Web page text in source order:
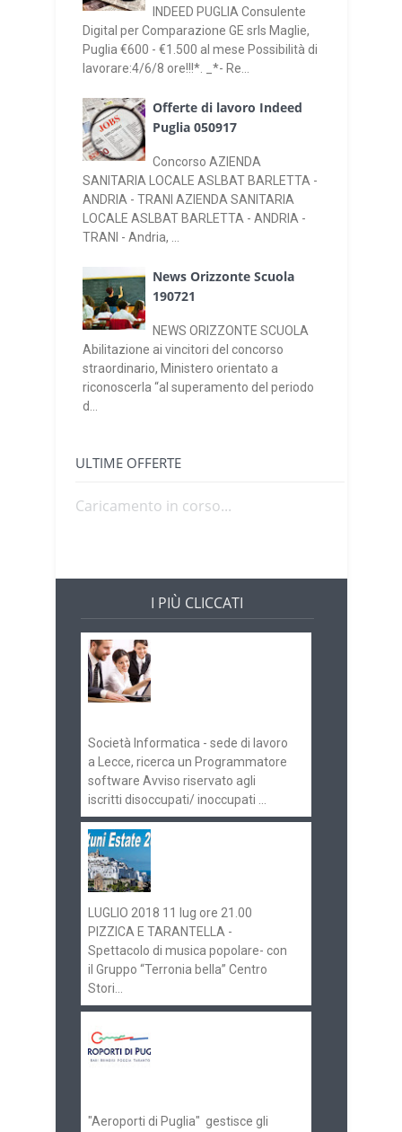
INDEED PUGLIA Consulente
Digital per Comparazione GE srls Maglie,
Puglia €600 - €1.500 al mese Possibilità di
lavorare:4/6/8 ore!!!*. _*- Re...
Offerte di lavoro Indeed
Puglia 050917
Concorso AZIENDA
SANITARIA LOCALE ASLBAT BARLETTA -
ANDRIA - TRANI AZIENDA SANITARIA
LOCALE ASLBAT BARLETTA - ANDRIA -
TRANI - Andria, ...
News Orizzonte Scuola
190721
NEWS ORIZZONTE SCUOLA
Abilitazione ai vincitori del concorso
straordinario, Ministero orientato a
riconoscerla “al superamento del periodo
d...
ULTIME OFFERTE
Caricamento in corso...
I PIÙ CLICCATI
Società Informatica - sede di lavoro
a Lecce, ricerca un Programmatore
software Avviso riservato agli
iscritti disoccupati/ inoccupati ...
LUGLIO 2018 11 lug ore 21.00
PIZZICA E TARANTELLA -
Spettacolo di musica popolare- con
il Gruppo “Terronia bella” Centro
Stori...
"Aeroporti di Puglia" gestisce gli